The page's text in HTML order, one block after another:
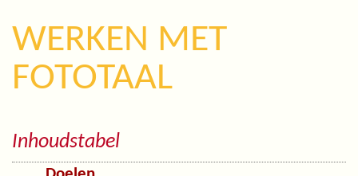
WERKEN MET
FOTOTAAL
Inhoudstabel